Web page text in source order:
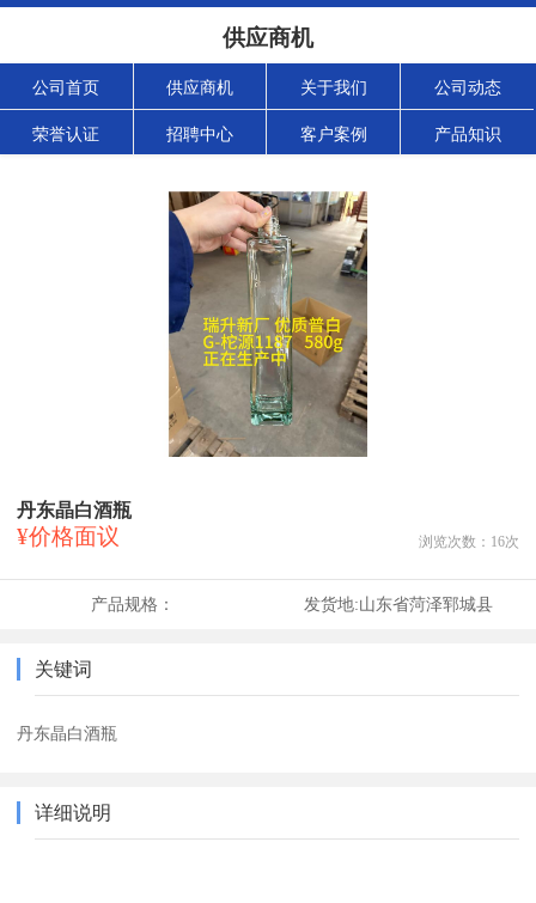
供应商机
公司首页 供应商机 关于我们 公司动态
荣誉认证 招聘中心 客户案例 产品知识
丹东晶白酒瓶
¥价格面议 浏览次数： 16次
产品规格： 发货地:山东省菏泽郓城县
关键词
丹东晶白酒瓶
详细说明